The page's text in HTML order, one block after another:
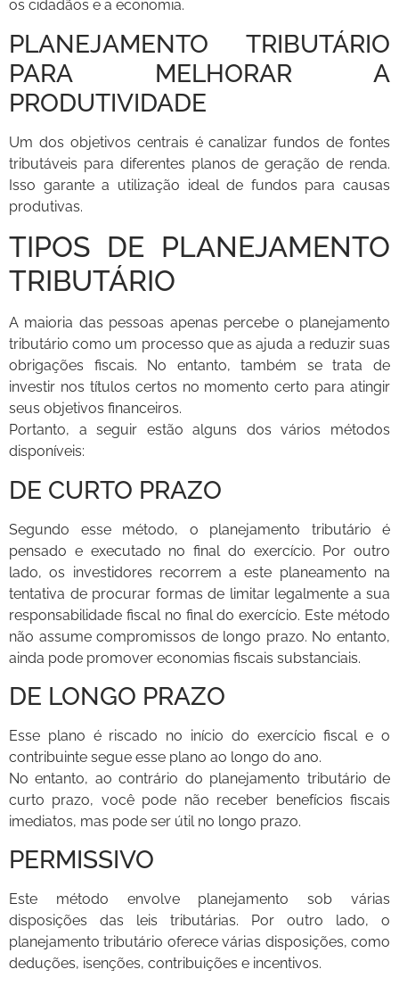
os cidadãos e a economia.
PLANEJAMENTO TRIBUTÁRIO
PARA MELHORAR A
PRODUTIVIDADE
Um dos objetivos centrais é canalizar fundos de fontes
tributáveis ​​para diferentes planos de geração de renda.
Isso garante a utilização ideal de fundos para causas
produtivas.
TIPOS DE PLANEJAMENTO
TRIBUTÁRIO
A maioria das pessoas apenas percebe o planejamento
tributário como um processo que as ajuda a reduzir suas
obrigações fiscais. No entanto, também se trata de
investir nos títulos certos no momento certo para atingir
seus objetivos financeiros.
Portanto, a seguir estão alguns dos vários métodos
disponíveis:
DE CURTO PRAZO
Segundo esse método, o planejamento tributário é
pensado e executado no final do exercício. Por outro
lado, os investidores recorrem a este planeamento na
tentativa de procurar formas de limitar legalmente a sua
responsabilidade fiscal no final do exercício. Este método
não assume compromissos de longo prazo. No entanto,
ainda pode promover economias fiscais substanciais.
DE LONGO PRAZO
Esse plano é riscado no início do exercício fiscal e o
contribuinte segue esse plano ao longo do ano.
No entanto, ao contrário do planejamento tributário de
curto prazo, você pode não receber benefícios fiscais
imediatos, mas pode ser útil no longo prazo.
PERMISSIVO
Este método envolve planejamento sob várias
disposições das leis tributárias. Por outro lado, o
planejamento tributário oferece várias disposições, como
deduções, isenções, contribuições e incentivos.